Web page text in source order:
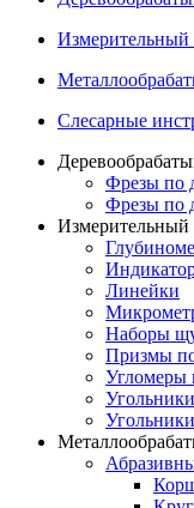
Измерительный
Слесарные
Фрезы по
Фрезы по
Измерительный
Линейки
Наборы
Призмы
Угломеры
Угольники